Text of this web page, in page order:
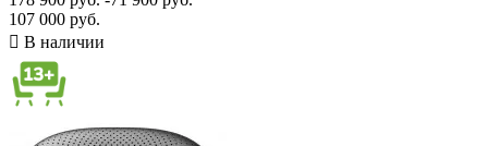
107 000 руб.
 В наличии